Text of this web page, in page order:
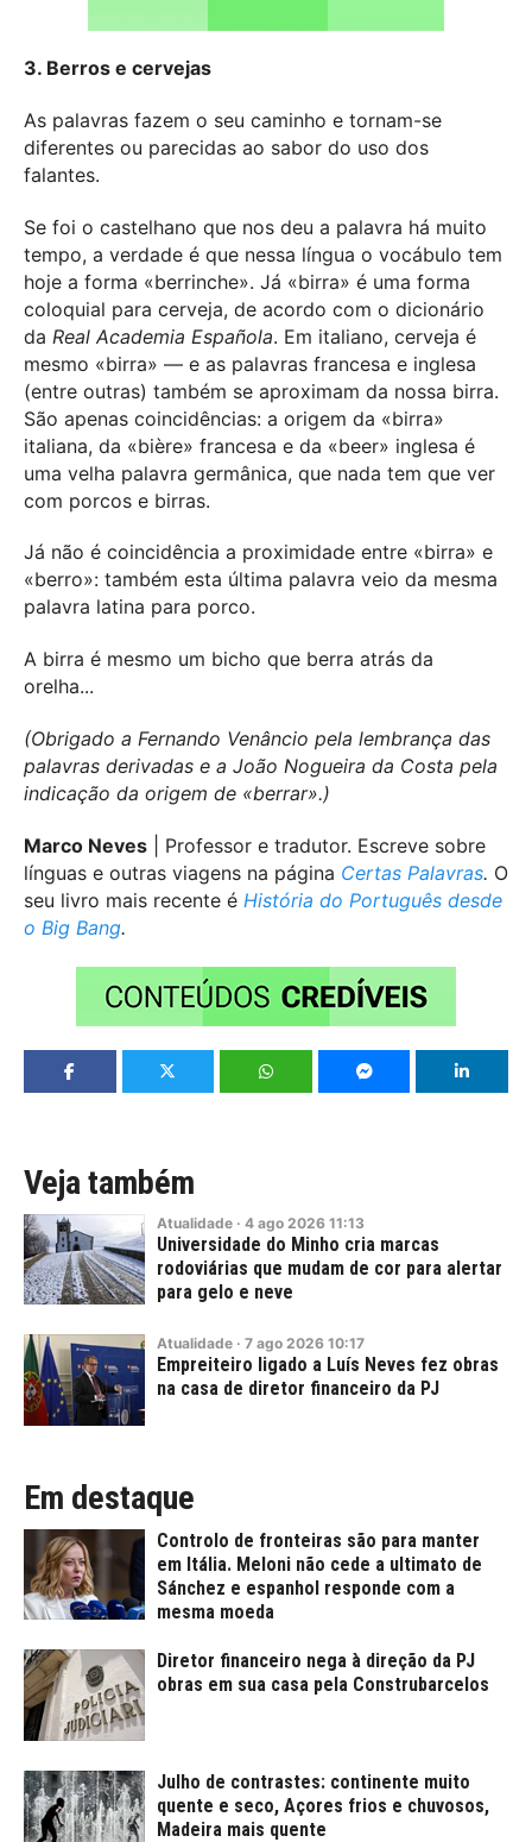
3. Berros e cervejas
As palavras fazem o seu caminho e tornam-se
diferentes ou parecidas ao sabor do uso dos
falantes.
Se foi o castelhano que nos deu a palavra há muito
tempo, a verdade é que nessa língua o vocábulo tem
hoje a forma «berrinche». Já «birra» é uma forma
coloquial para cerveja, de acordo com o dicionário
da Real Academia Española. Em italiano, cerveja é
mesmo «birra» — e as palavras francesa e inglesa
(entre outras) também se aproximam da nossa birra.
São apenas coincidências: a origem da «birra»
italiana, da «bière» francesa e da «beer» inglesa é
uma velha palavra germânica, que nada tem que ver
com porcos e birras.
Já não é coincidência a proximidade entre «birra» e
«berro»: também esta última palavra veio da mesma
palavra latina para porco.
A birra é mesmo um bicho que berra atrás da
orelha...
(Obrigado a Fernando Venâncio pela lembrança das
palavras derivadas e a João Nogueira da Costa pela
indicação da origem de «berrar».)
Marco Neves | Professor e tradutor. Escreve sobre
línguas e outras viagens na página Certas Palavras. O
seu livro mais recente é História do Português desde
o Big Bang.
Veja também
Atualidade · 4 ago 2026 11:13
Universidade do Minho cria marcas
rodoviárias que mudam de cor para alertar
para gelo e neve
Atualidade · 7 ago 2026 10:17
Empreiteiro ligado a Luís Neves fez obras
na casa de diretor financeiro da PJ
Em destaque
Controlo de fronteiras são para manter
em Itália. Meloni não cede a ultimato de
Sánchez e espanhol responde com a
mesma moeda
Diretor financeiro nega à direção da PJ
obras em sua casa pela Construbarcelos
Julho de contrastes: continente muito
quente e seco, Açores frios e chuvosos,
Madeira mais quente